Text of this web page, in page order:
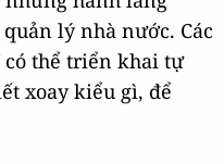
lý nhà nước. Các
thể triển khai tự
xoay kiểu gì, để